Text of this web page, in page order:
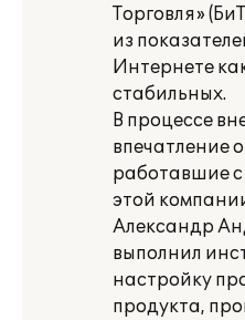
Торговля»
из
Интернете
стабильных.
В процессе
впечатление
работавшие
этой
Александр
выполнил
настройку
продукта,